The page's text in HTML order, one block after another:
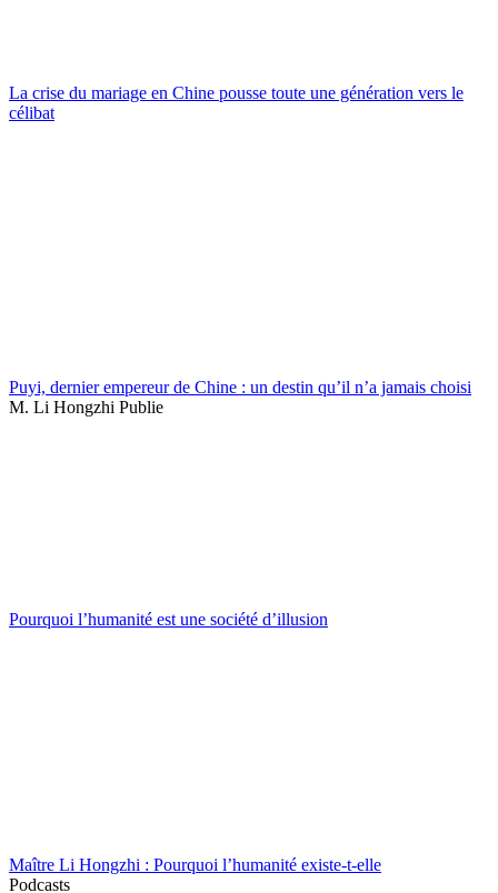
La crise du mariage en Chine pousse toute une génération vers le
célibat
Puyi, dernier empereur de Chine : un destin qu’il n’a jamais choisi
M. Li Hongzhi Publie
Pourquoi l’humanité est une société d’illusion
Maître Li Hongzhi : Pourquoi l’humanité existe-t-elle
Podcasts